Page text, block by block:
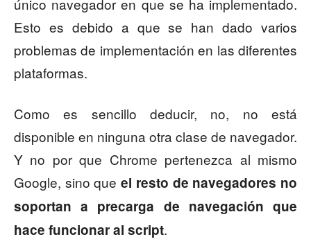
Esto es debido a que se han dado varios
problemas de implementación en las diferentes
plataformas.
Como es sencillo deducir, no, no está
disponible en ninguna otra clase de navegador.
Y no por que Chrome pertenezca al mismo
Google, sino que el resto de navegadores no
soportan a precarga de navegación que
hace funcionar al script.